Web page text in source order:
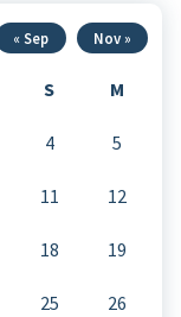
S M
4 5
11 12
18 19
25 26
« Sep Nov »